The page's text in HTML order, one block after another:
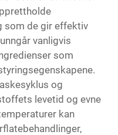
som de gir effektiv
vanligvis
som
og
levetid og evne
kan